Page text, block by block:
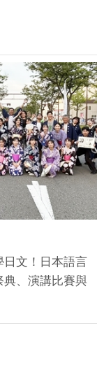
日文！日本語言
典、演講比賽與